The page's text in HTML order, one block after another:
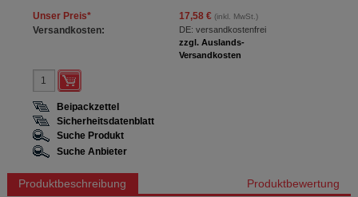
Unser Preis* 17,58 €(inkl. MwSt.)
Versandkosten:
DE: versandkostenfrei
zzgl. Auslands-
Versandkosten
Beipackzettel
Sicherheitsdatenblatt
Suche Produkt
Suche Anbieter
Produktbeschreibung Produktbewertung